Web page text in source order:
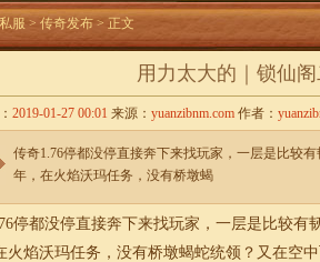
服 > 传奇发布 > 正文
用力太大的｜锁仙
2019-01-27 00:01 来源： yuanzibnm.com 作者：
传奇1.76停都没停直接奔下来找玩家，一层是比较
年，在火焰沃玛任务，没有桥墩蝎
停都没停直接奔下来找玩家，一层是比较有
火焰沃玛任务，没有桥墩蝎蛇统领？又在空